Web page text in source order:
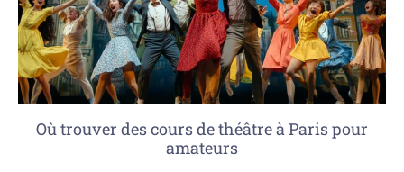
Où trouver des cours de théâtre à Paris pour
amateurs